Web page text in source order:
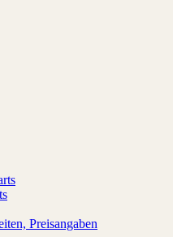
Preisangaben